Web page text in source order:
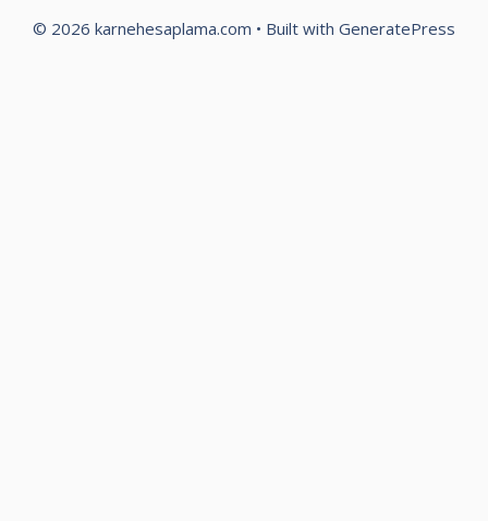
© 2026 karnehesaplama.com • Built with GeneratePress